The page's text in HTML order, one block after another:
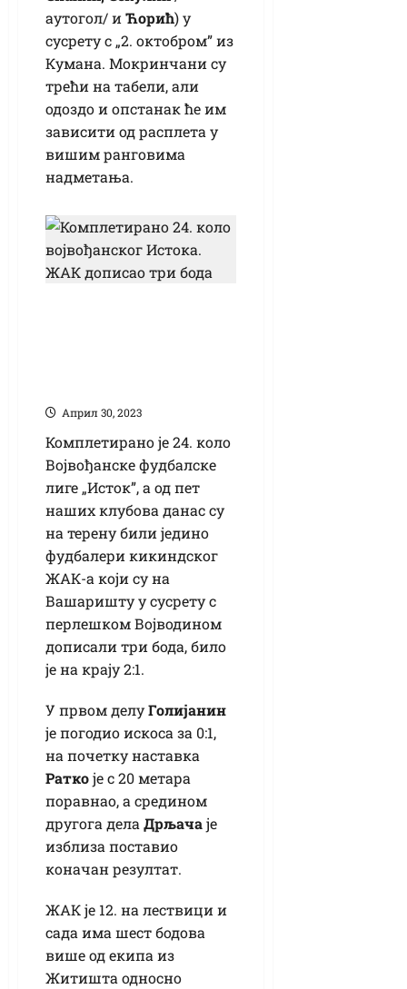
аутогол/ и Ћорић) у
сусрету с „2. октобром” из
Кумана. Мокринчани су
трећи на табели, али
одоздо и опстанак ће им
зависити од расплета у
вишим ранговима
надметања.
Април 30, 2023
Комплетирано је 24. коло
Војвођанске фудбалске
лиге „Исток”, а од пет
наших клубова данас су
на терену били једино
фудбалери кикиндског
ЖАК-а који су на
Вашаришту у сусрету с
перлешком Војводином
дописали три бода, било
је на крају 2:1.
У првом делуГолијанин
је погодио искоса за 0:1,
на почетку наставка
Раткоје с 20 метара
поравнао, а средином
другога дела Дрљачаје
изблиза поставио
коначан резултат.
ЖАК је 12. на лествици и
сада има шест бодова
више од екипа из
Житишта односно